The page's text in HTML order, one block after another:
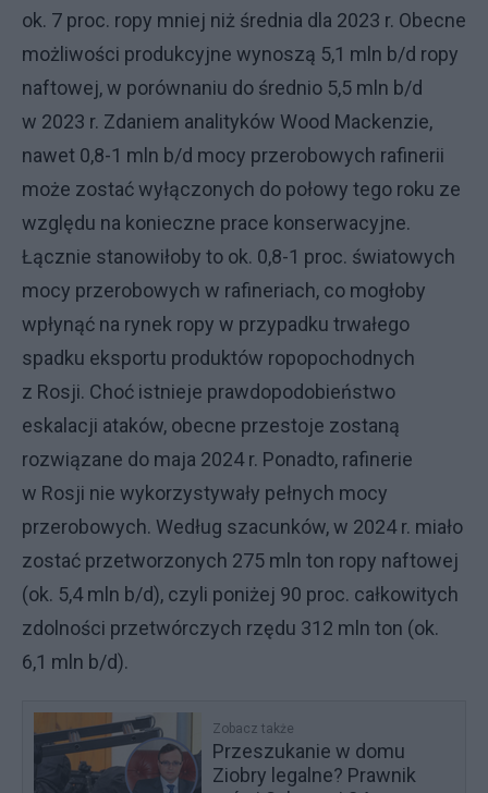
ok. 7 proc. ropy mniej niż średnia dla 2023 r. Obecne
możliwości produkcyjne wynoszą 5,1 mln b/d ropy
naftowej, w porównaniu do średnio 5,5 mln b/d
w 2023 r. Zdaniem analityków Wood Mackenzie,
nawet 0,8-1 mln b/d mocy przerobowych rafinerii
może zostać wyłączonych do połowy tego roku ze
względu na konieczne prace konserwacyjne.
Łącznie stanowiłoby to ok. 0,8-1 proc. światowych
mocy przerobowych w rafineriach, co mogłoby
wpłynąć na rynek ropy w przypadku trwałego
spadku eksportu produktów ropopochodnych
z Rosji. Choć istnieje prawdopodobieństwo
eskalacji ataków, obecne przestoje zostaną
rozwiązane do maja 2024 r. Ponadto, rafinerie
w Rosji nie wykorzystywały pełnych mocy
przerobowych. Według szacunków, w 2024 r. miało
zostać przetworzonych 275 mln ton ropy naftowej
(ok. 5,4 mln b/d), czyli poniżej 90 proc. całkowitych
zdolności przetwórczych rzędu 312 mln ton (ok.
6,1 mln b/d).
Zobacz także
Przeszukanie w domu
Ziobry legalne? Prawnik